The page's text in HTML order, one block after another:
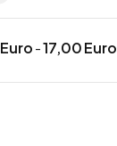
Euro -17,00Euro